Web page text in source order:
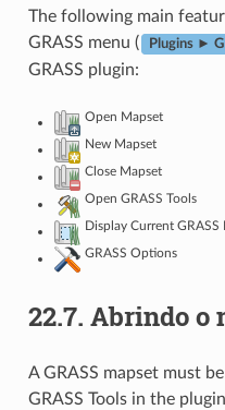
The following main
GRASS menu (
Plugins ►
GRASS plugin:
Open Mapset
New Mapset
Close Mapset
Open GRASS Tools
Display Current GRASS
GRASS Options
22.7. Abrindo o
A GRASS mapset must
GRASS Tools in the